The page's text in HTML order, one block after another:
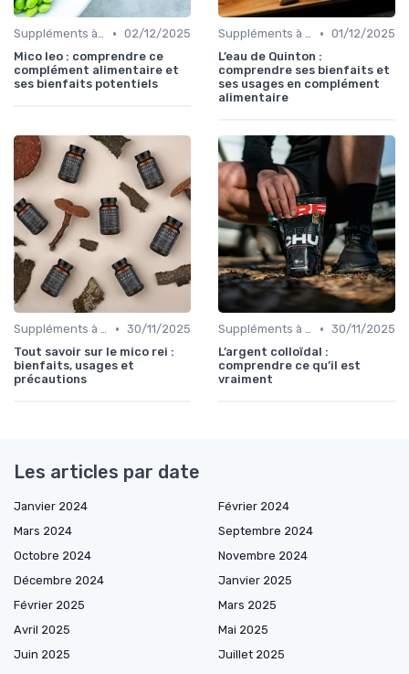
Suppléments à base de plantes • 02/12/2025
Mico leo : comprendre ce
complément alimentaire et
ses bienfaits potentiels
Suppléments à base de plantes • 01/12/2025
L’eau de Quinton :
comprendre ses bienfaits et
ses usages en complément
alimentaire
Suppléments à base de plantes • 30/11/2025
Tout savoir sur le mico rei :
bienfaits, usages et
précautions
Suppléments à base de plantes • 30/11/2025
L’argent colloïdal :
comprendre ce qu’il est
vraiment
Les articles par date
Janvier 2024
Février 2024
Mars 2024
Septembre 2024
Octobre 2024
Novembre 2024
Décembre 2024
Janvier 2025
Février 2025
Mars 2025
Avril 2025
Mai 2025
Juin 2025
Juillet 2025